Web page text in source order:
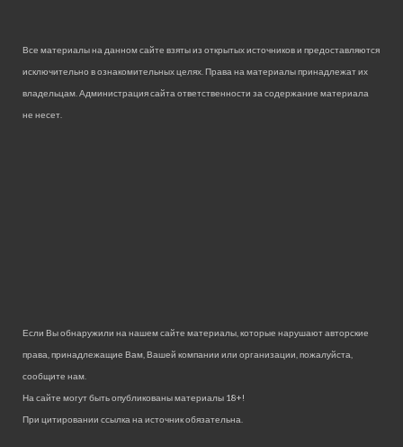
Все материалы на данном сайте взяты из открытых источников и предоставляются
исключительно в ознакомительных целях. Права на материалы принадлежат их
владельцам. Администрация сайта ответственности за содержание материала
не несет.
Если Вы обнаружили на нашем сайте материалы, которые нарушают авторские
права, принадлежащие Вам, Вашей компании или организации, пожалуйста,
сообщите нам.
На сайте могут быть опубликованы материалы 18+!
При цитировании ссылка на источник обязательна.